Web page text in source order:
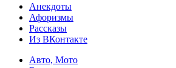
Анекдоты
Афоризмы
Рассказы
Из ВКонтакте
Авто, Мото